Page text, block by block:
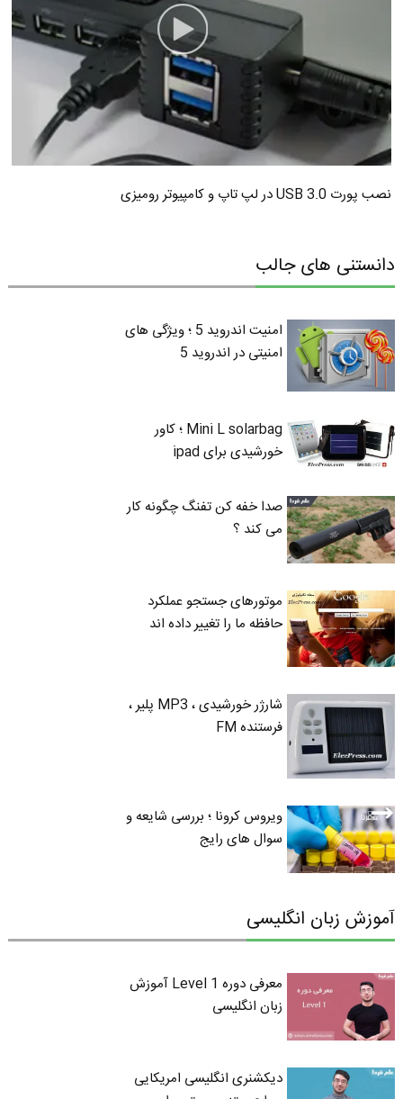
نصب پورت USB 3.0 در لپ تاپ و کامپیوتر رومیزی
دانستنی های جالب
امنیت اندروید 5 ؛ ویژگی های
امنیتی در اندروید 5
Mini L solarbag ؛ کاور
خورشیدی برای ipad
صدا خفه کن تفنگ چگونه کار
می کند ؟
موتورهای جستجو عملکرد
حافظه ما را تغییر داده اند
شارژر خورشیدی ، MP3 پلیر ،
فرستنده FM
ویروس کرونا ؛ بررسی شایعه و
سوال های رایج
آموزش زبان انگلیسی
معرفی دوره Level 1 آموزش
زبان انگلیسی
دیکشنری انگلیسی امریکایی